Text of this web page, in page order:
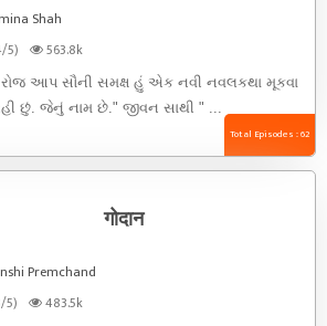
Shah
5)
563.8k
આપ સૌની સમક્ષ હું એક નવી નવલકથા મૂકવા
છું. જેનું નામ છે." જીવન સાથી " ...
Total Episodes : 62
गोदान
Premchand
5)
483.5k